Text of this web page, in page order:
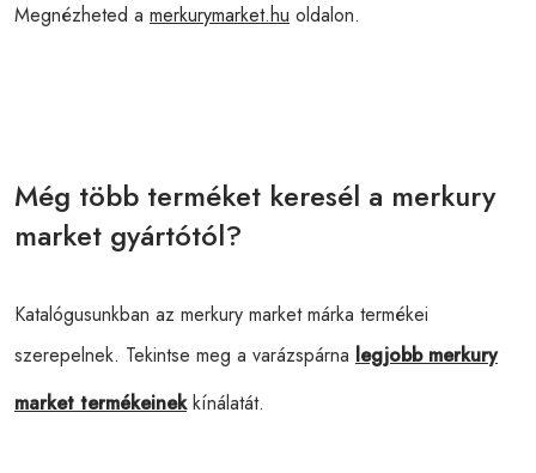
Megnézheted a merkurymarket.hu oldalon.
Még több terméket keresél a merkury
market gyártótól?
Katalógusunkban az merkury market márka termékei
szerepelnek. Tekintse meg a varázspárna legjobb merkury
market termékeinekkínálatát.